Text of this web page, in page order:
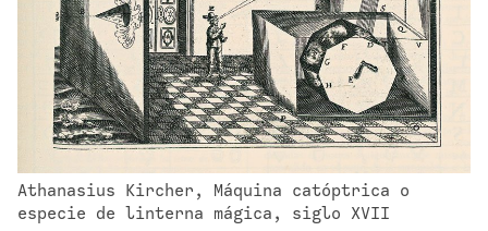
Athanasius Kircher, Máquina catóptrica o
especie de linterna mágica, siglo XVII